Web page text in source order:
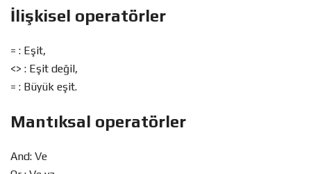
İlişkisel operatörler
= : Eşit,
<> : Eşit değil,
= : Büyük eşit.
Mantıksal operatörler
And: Ve